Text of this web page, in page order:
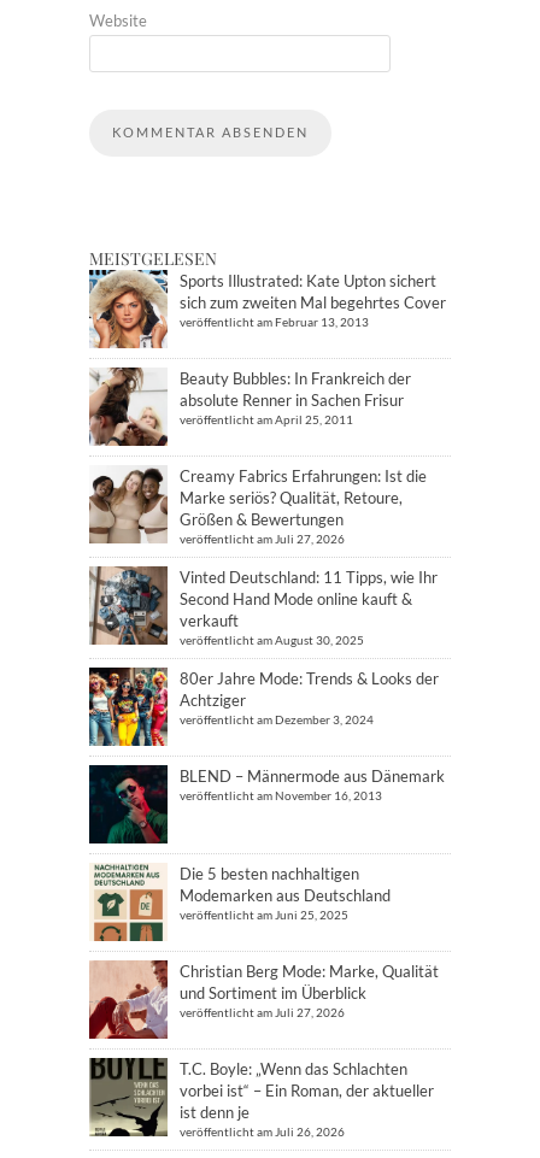
Website
MEISTGELESEN
Sports Illustrated: Kate Upton sichert
sich zum zweiten Mal begehrtes Cover
veröffentlicht am Februar 13, 2013
Beauty Bubbles: In Frankreich der
absolute Renner in Sachen Frisur
veröffentlicht am April 25, 2011
Creamy Fabrics Erfahrungen: Ist die
Marke seriös? Qualität, Retoure,
Größen & Bewertungen
veröffentlicht am Juli 27, 2026
Vinted Deutschland: 11 Tipps, wie Ihr
Second Hand Mode online kauft &
verkauft
veröffentlicht am August 30, 2025
80er Jahre Mode: Trends & Looks der
Achtziger
veröffentlicht am Dezember 3, 2024
BLEND – Männermode aus Dänemark
veröffentlicht am November 16, 2013
Die 5 besten nachhaltigen
Modemarken aus Deutschland
veröffentlicht am Juni 25, 2025
Christian Berg Mode: Marke, Qualität
und Sortiment im Überblick
veröffentlicht am Juli 27, 2026
T.C. Boyle: „Wenn das Schlachten
vorbei ist“ – Ein Roman, der aktueller
ist denn je
veröffentlicht am Juli 26, 2026